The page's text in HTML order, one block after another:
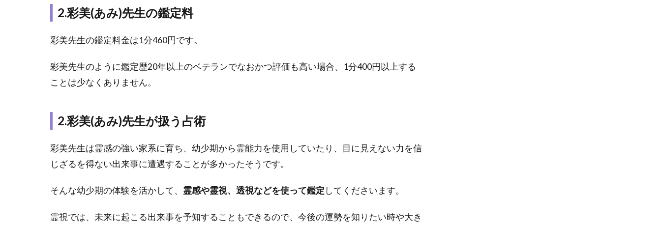
み)先
生の
な相
容
2
占
ピ
ュ
ア
｜
(あ
2.彩美(あみ)先生の鑑定料
彩美先生の鑑定料金は1分460円です。
彩美先生のように鑑定歴20年以上のベテランでなおかつ評価も高い場合、1分400円以上する
ことは少なくありません。
2.彩美(あみ)先生が扱う占術
彩美先生は霊感の強い家系に育ち、幼少期から霊能力を使用していたり、目に見えない力を信
じざるを得ない出来事に遭遇することが多かったそうです。
そんな幼少期の体験を活かして、 霊感や霊視、透視などを使って鑑定 してくださいます。
霊視では、未来に起こる出来事を予知することもできるので、今後の運勢を知りたい時や大き